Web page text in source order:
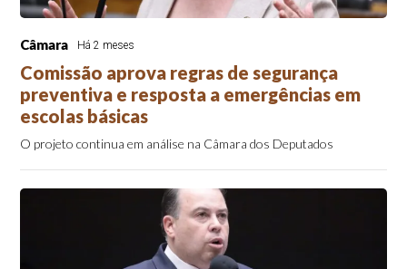
Câmara Há 2 meses
Comissão aprova regras de segurança
preventiva e resposta a emergências em
escolas básicas
O projeto continua em análise na Câmara dos Deputados